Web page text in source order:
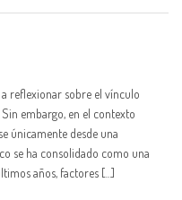
reflexionar sobre el vínculo
embargo, en el contexto
únicamente desde una
se ha consolidado como una
años, factores […]